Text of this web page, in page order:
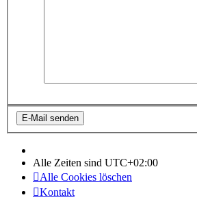
Alle Zeiten sind UTC+02:00
Alle Cookies löschen
Kontakt